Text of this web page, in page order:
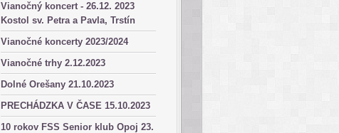
Vianočný koncert - 26.12. 2023
Kostol sv. Petra a Pavla, Trstín
Vianočné koncerty 2023/2024
Vianočné trhy 2.12.2023
Dolné Orešany 21.10.2023
PRECHÁDZKA V ČASE 15.10.2023
10 rokov FSS Senior klub Opoj 23.